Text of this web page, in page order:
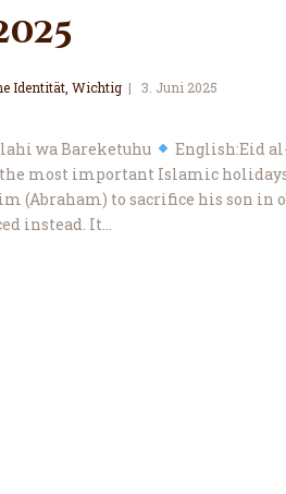
Identität, Wichtig 3. Juni 2025
wa Bareketuhu
English:Eid
the most important Islamic
(Abraham) to sacrifice his son in
instead. It…